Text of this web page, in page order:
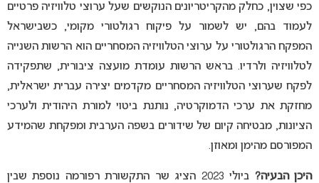
כפי שצוין, כחלק מהקריטריונים הנוקשים שעל ערוצי טלוויזיה פרטיים
לעמוד בהם, יש לשמור על פיקוח רגולטורי מקומי, כשבישראל
המפקח הרגולטורי על ערוצי הטלוויזיה המסחריים הוא הרשות השנייה
לטלוויזיה ולרדיו. בראש הרשות עומדת מועצה ציבורית, שתפקידה
לפקח שערוצי הטלוויזיה המסחריים מקדמים יצירה עברית ישראלית,
מחזקת את ערכי הדמוקרטיה, נותנת ביטוי למורת היהודית ולערכי
הציונות, מבטיחה קיום של שידורים בשפה הערבית ומפקחת שהמידע
המפורסם מהימן ומאוזן.
היכן הבעיה?
ביולי 2023 הציג שר התקשורת רפורמה נוספת שבין